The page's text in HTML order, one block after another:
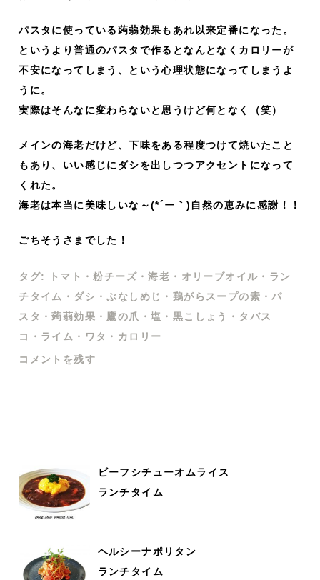
パスタに使っている蒟蒻効果もあれ以来定番になった。
というより普通のパスタで作るとなんとなくカロリーが
不安になってしまう、という心理状態になってしまうよ
うに。
実際はそんなに変わらないと思うけど何となく（笑）
メインの海老だけど、下味をある程度つけて焼いたこと
もあり、いい感じにダシを出しつつアクセントになって
くれた。
海老は本当に美味しいな～(*´ー｀)自然の恵みに感謝！！
ごちそうさまでした！
タグ: トマト ・粉チーズ・海老 ・ オリーブオイル ・ ラン
チタイム ・ ダシ ・ぶなしめじ ・ 鶏がらスープの素 ・パ
スタ ・蒟蒻効果 ・ 鷹の爪 ・ 塩 ・ 黒こしょう ・ タバス
コ
・ ライム ・ ワタ ・ カロリー
コメントを残す
ビーフシチューオムライス
ランチタイム
ヘルシーナポリタン
ランチタイム